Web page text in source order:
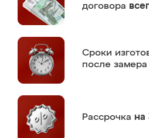
договора
Сроки
после замера
Рассрочка на